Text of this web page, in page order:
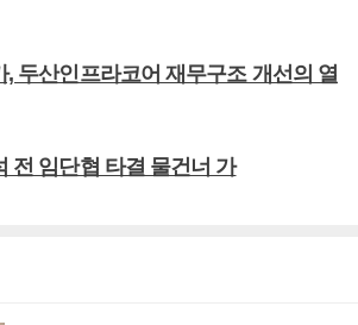
, 두산인프라코어 재무구조 개선의 열
전 임단협 타결 물건너 가